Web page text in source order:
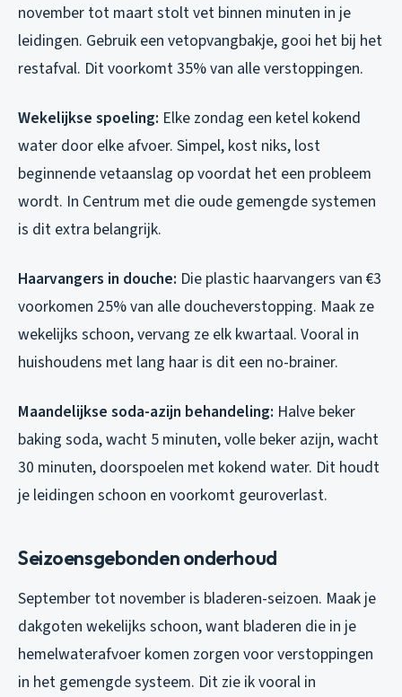
november tot maart stolt vet binnen minuten in je
leidingen. Gebruik een vetopvangbakje, gooi het bij het
restafval. Dit voorkomt 35% van alle verstoppingen.
Wekelijkse spoeling: Elke zondag een ketel kokend
water door elke afvoer. Simpel, kost niks, lost
beginnende vetaanslag op voordat het een probleem
wordt. In Centrum met die oude gemengde systemen
is dit extra belangrijk.
Haarvangers in douche: Die plastic haarvangers van €3
voorkomen 25% van alle doucheverstopping. Maak ze
wekelijks schoon, vervang ze elk kwartaal. Vooral in
huishoudens met lang haar is dit een no-brainer.
Maandelijkse soda-azijn behandeling: Halve beker
baking soda, wacht 5 minuten, volle beker azijn, wacht
30 minuten, doorspoelen met kokend water. Dit houdt
je leidingen schoon en voorkomt geuroverlast.
Seizoensgebonden onderhoud
September tot november is bladeren-seizoen. Maak je
dakgoten wekelijks schoon, want bladeren die in je
hemelwaterafvoer komen zorgen voor verstoppingen
in het gemengde systeem. Dit zie ik vooral in